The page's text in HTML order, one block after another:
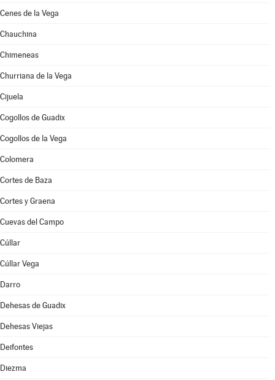
Cenes de la Vega
Chauchina
Chimeneas
Churriana de la Vega
Cijuela
Cogollos de Guadix
Cogollos de la Vega
Colomera
Cortes de Baza
Cortes y Graena
Cuevas del Campo
Cúllar
Cúllar Vega
Darro
Dehesas de Guadix
Dehesas Viejas
Deifontes
Diezma